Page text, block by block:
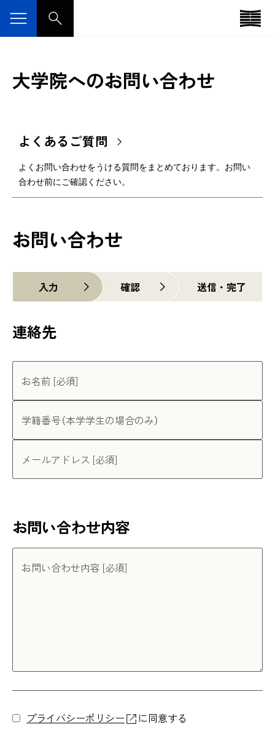
大学院へのお問い合わせ
よくあるご質問
よくお問い合わせをうける質問をまとめております。お問い
合わせ前にご確認ください。
お問い合わせ
入力 確認 送信・完了
連絡先
お名前 [必須]
学籍番号（本学学生の場合のみ）
メールアドレス [必須]
お問い合わせ内容
お問い合わせ内容 [必須]
プライバシーポリシー に同意する